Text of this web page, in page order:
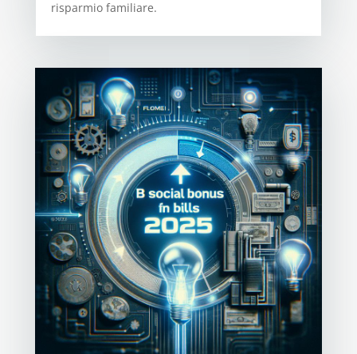
risparmio familiare.